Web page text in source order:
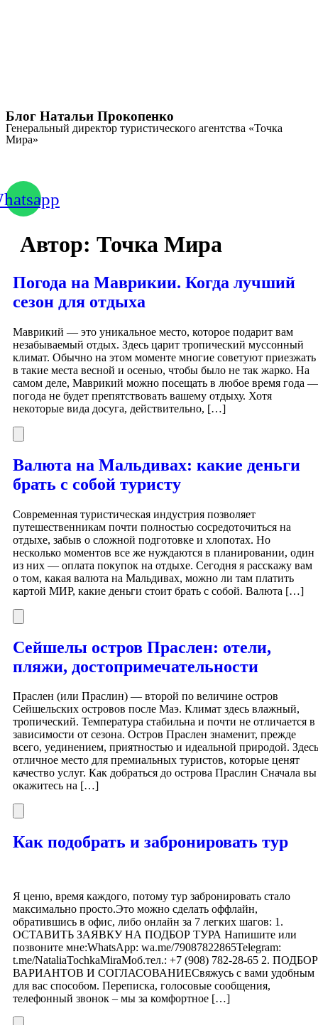
Блог Натальи Прокопенко
Генеральный директор туристического агентства «Точка
Мира»
Автор: Точка Мира
Погода на Маврикии. Когда лучший
сезон для отдыха
Маврикий — это уникальное место, которое подарит вам
незабываемый отдых. Здесь царит тропический муссонный
климат. Обычно на этом моменте многие советуют приезжать
в такие места весной и осенью, чтобы было не так жарко. На
самом деле, Маврикий можно посещать в любое время года —
погода не будет препятствовать вашему отдыху. Хотя
некоторые вида досуга, действительно, […]
Валюта на Мальдивах: какие деньги
брать с собой туристу
Современная туристическая индустрия позволяет
путешественникам почти полностью сосредоточиться на
отдыхе, забыв о сложной подготовке и хлопотах. Но
несколько моментов все же нуждаются в планировании, один
из них — оплата покупок на отдыхе. Сегодня я расскажу вам
о том, какая валюта на Мальдивах, можно ли там платить
картой МИР, какие деньги стоит брать с собой. Валюта […]
Сейшелы остров Праслен: отели,
пляжи, достопримечательности
Праслен (или Праслин) — второй по величине остров
Сейшельских островов после Маэ. Климат здесь влажный,
тропический. Температура стабильна и почти не отличается в
зависимости от сезона. Остров Праслен знаменит, прежде
всего, уединением, приятностью и идеальной природой. Здесь
отличное место для премиальных туристов, которые ценят
качество услуг. Как добраться до острова Праслин Сначала вы
окажитесь на […]
Как подобрать и забронировать тур
Я ценю, время каждого, потому тур забронировать стало
максимально просто.Это можно сделать оффлайн,
обратившись в офис, либо онлайн за 7 легких шагов: 1.
ОСТАВИТЬ ЗАЯВКУ НА ПОДБОР ТУРА Напишите или
позвоните мне:WhatsApp: wa.me/79087822865Telegram:
t.me/NataliaTochkaMiraМоб.тел.: +7 (908) 782-28-65 2. ПОДБОР
ВАРИАНТОВ И СОГЛАСОВАНИЕСвяжусь с вами удобным
для вас способом. Переписка, голосовые сообщения,
телефонный звонок – мы за комфортное […]